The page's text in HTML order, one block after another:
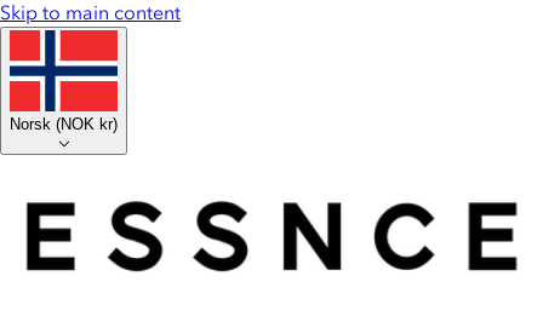
Skip to main content
Norsk (NOK kr)